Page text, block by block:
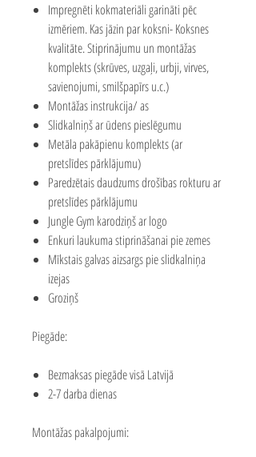
Impregnēti kokmateriāli garināti pēc
izmēriem. Kas jāzin par koksni-Koksnes
kvalitāte.Stiprinājumu un montāžas
komplekts (skrūves, uzgaļi, urbji, virves,
savienojumi, smilšpapīrs u.c.)
Montāžas instrukcija/ as
Slidkalniņš ar ūdens pieslēgumu
Metāla pakāpienu komplekts (ar
pretslīdes pārklājumu)
Paredzētais daudzums drošības rokturu ar
pretslīdes pārklājumu
Jungle Gym karodziņš ar logo
Enkuri laukuma stiprināšanai pie zemes
Mīkstais galvas aizsargs pie slidkalniņa
izejas
Groziņš
Piegāde:
Bezmaksas piegāde visā Latvijā
2-7 darba dienas
Montāžas pakalpojumi: